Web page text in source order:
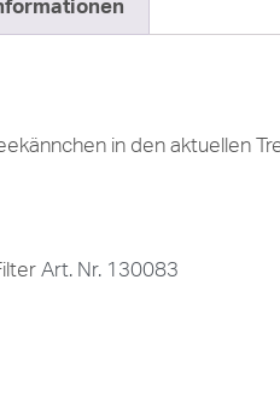
in den aktuellen
Art. Nr. 130083